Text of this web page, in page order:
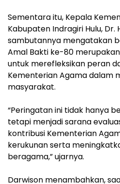
‎Sementara itu, Kepala
Kabupaten Indragiri Hulu, Dr.
sambutannya mengatakan
Amal Bakti ke-80
untuk merefleksikan peran
Kementerian Agama dalam
masyarakat.
‎“Peringatan ini tidak hanya
tetapi menjadi sarana
kontribusi Kementerian
kerukunan serta
beragama,” ujarnya.
‎Darwison menambahkan,